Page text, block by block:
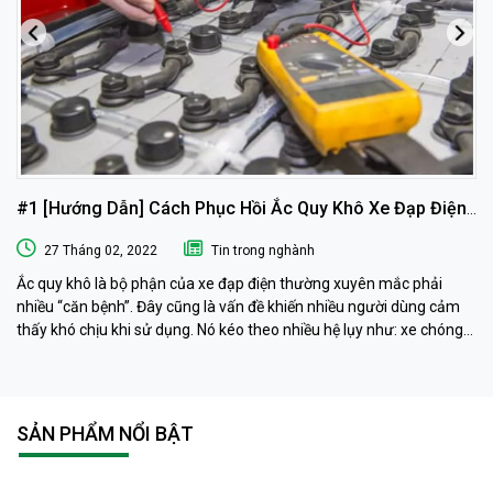
#1 [Hướng Dẫn] Cách Phục Hồi Ắc Quy Khô Xe Đạp Điện
Tại Nhà
27 Tháng 02, 2022 Tin trong nghành
Ắc quy khô là bộ phận của xe đạp điện thường xuyên mắc phải
nhiều “căn bệnh”. Đây cũng là vấn đề khiến nhiều người dùng cảm
thấy khó chịu khi sử dụng. Nó kéo theo nhiều hệ lụy như: xe chóng
cách đơn giản và hiệu quả như ở tiệm dưỡng nhé!
SẢN PHẨM NỔI BẬT